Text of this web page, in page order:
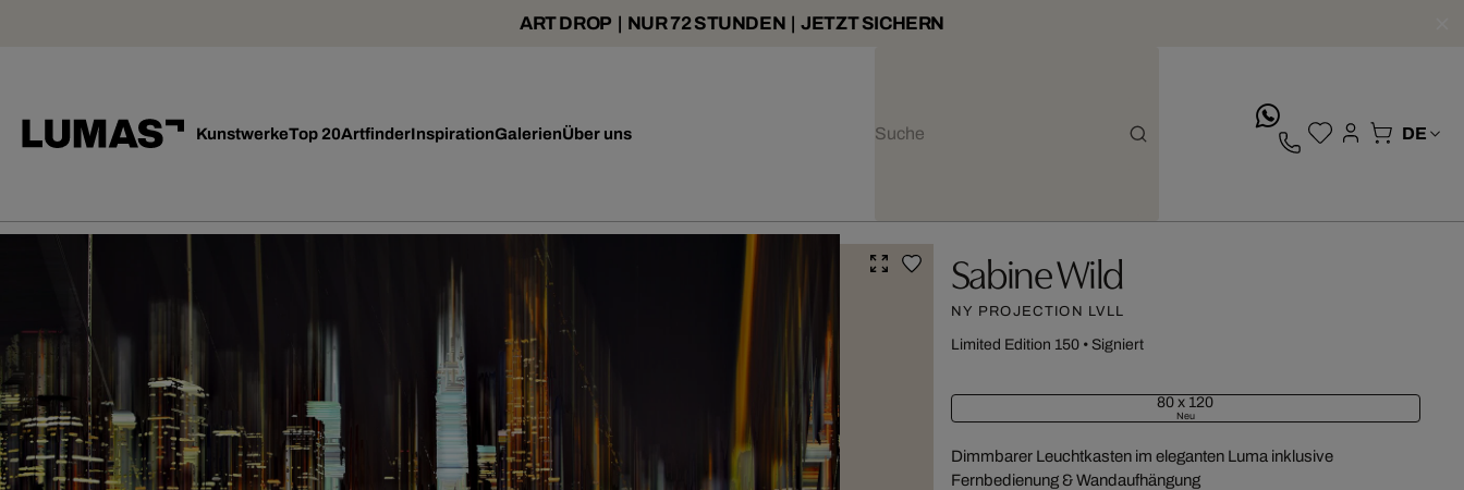
ART DROP | NUR 72 STUNDEN | JETZT SICHERN
KunstwerkeTop 20ArtfinderInspirationGalerienÜber uns
Sabine Wild
NY PROJECTION LVLL
Limited Edition 150• Signiert
80 x 120
Neu
Dimmbarer Leuchtkasten im eleganten Luma inklusive
Fernbedienung & Wandaufhängung